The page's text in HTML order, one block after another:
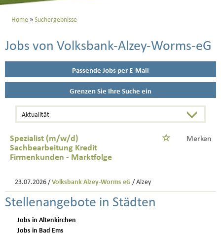
Home Suchergebnisse
Jobs von Volksbank-Alzey-Worms-eG
Passende Jobs per E-Mail
Grenzen Sie Ihre Suche ein
Spezialist (m/w/d)
Sachbearbeitung Kredit
Firmenkunden - Marktfolge
Merken
23.07.2026 / Volksbank Alzey-Worms eG / Alzey
Stellenangebote in Städten
Jobs in Altenkirchen
Jobs in Bad Ems